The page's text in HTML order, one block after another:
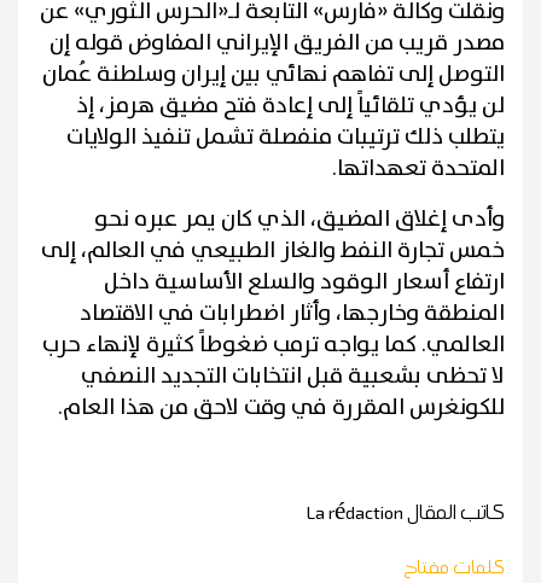
ونقلت وكالة «فارس» التابعة لـ«الحرس الثوري» عن
مصدر قريب من الفريق الإيراني المفاوض قوله إن
التوصل إلى تفاهم نهائي بين إيران وسلطنة عُمان
لن يؤدي تلقائياً إلى إعادة فتح مضيق هرمز، إذ
يتطلب ذلك ترتيبات منفصلة تشمل تنفيذ الولايات
المتحدة تعهداتها.
وأدى إغلاق المضيق، الذي كان يمر عبره نحو
خمس تجارة النفط والغاز الطبيعي في العالم، إلى
ارتفاع أسعار الوقود والسلع الأساسية داخل
المنطقة وخارجها، وأثار اضطرابات في الاقتصاد
العالمي. كما يواجه ترمب ضغوطاً كثيرة لإنهاء حرب
لا تحظى بشعبية قبل انتخابات التجديد النصفي
للكونغرس المقررة في وقت لاحق من هذا العام.
كاتب المقالLa rédaction
كلمات مفتاح